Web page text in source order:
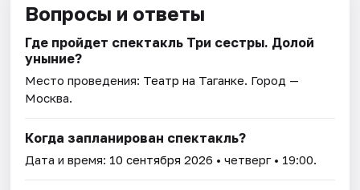
Вопросы и ответы
Где пройдет спектакль Три сестры. Долой
уныние?
Место проведения: Театр на Таганке. Город —
Москва.
Когда запланирован спектакль?
Дата и время: 10 сентября 2026 • четверг • 19:00.